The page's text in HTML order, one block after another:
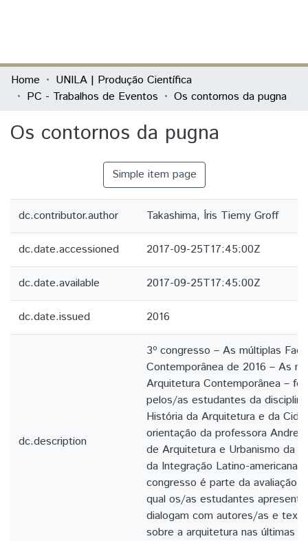
Communities & Collections
All of DSpace
Statistics
Home
UNILA | Produção Científica
PC - Trabalhos de Eventos
Os contornos da pugna
Os contornos da pugna
Simple item page
dc.contributor.author Takashima, Íris Tiemy Groff
dc.date.accessioned 2017-09-25T17:45:00Z
dc.date.available 2017-09-25T17:45:00Z
dc.date.issued 2016
dc.description
3º congresso – As múltiplas
Contemporânea de 2016 – As
Arquitetura Contemporânea –
pelos/as estudantes da
História da Arquitetura e da
orientação da professora
de Arquitetura e Urbanismo da
da Integração Latino-americana
congresso é parte da avaliação
qual os/as estudantes
dialogam com autores/as e
sobre a arquitetura nas últimas